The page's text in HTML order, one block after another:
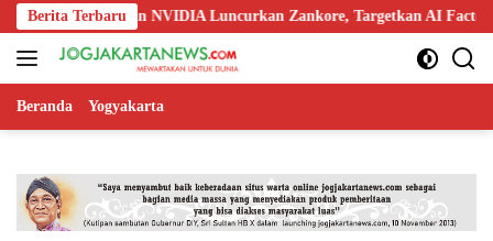
Langsung
ke
konten
Berita Terbaru
dan NVIDIA Luncurkan Zankore, Targetkan AI Factory 1 GW
Beranda Yogyakarta